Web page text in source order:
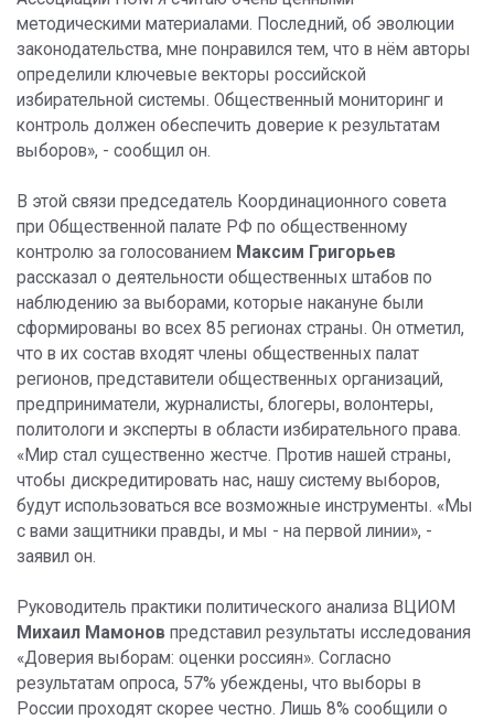
методическими материалами. Последний, об эволюции
законодательства, мне понравился тем, что в нём авторы
определили ключевые векторы российской
избирательной системы. Общественный мониторинг и
контроль должен обеспечить доверие к результатам
выборов», - сообщил он.
В этой связи председатель Координационного совета
при Общественной палате РФ по общественному
контролю за голосованием Максим Григорьев
рассказал о деятельности общественных штабов по
наблюдению за выборами, которые накануне были
сформированы во всех 85 регионах страны. Он отметил,
что в их состав входят члены общественных палат
регионов, представители общественных организаций,
предприниматели, журналисты, блогеры, волонтеры,
политологи и эксперты в области избирательного права.
«Мир стал существенно жестче. Против нашей страны,
чтобы дискредитировать нас, нашу систему выборов,
будут использоваться все возможные инструменты. «Мы
с вами защитники правды, и мы - на первой линии», -
заявил он.
Руководитель практики политического анализа ВЦИОМ
Михаил Мамонов представил результаты исследования
«Доверия выборам: оценки россиян». Согласно
результатам опроса, 57% убеждены, что выборы в
России проходят скорее честно. Лишь 8% сообщили о